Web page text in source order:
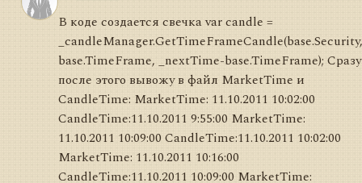
В коде создается свечка var candle =
_candleManager.GetTimeFrameCandle(base.Security,
base.TimeFrame, _nextTime-base.TimeFrame); Сразу
после этого вывожу в файл MarketTime и
CandleTime: MarketTime: 11.10.2011 10:02:00
CandleTime:11.10.2011 9:55:00 MarketTime:
11.10.2011 10:09:00 CandleTime:11.10.2011 10:02:00
MarketTime: 11.10.2011 10:16:00
CandleTime:11.10.2011 10:09:00 MarketTime: